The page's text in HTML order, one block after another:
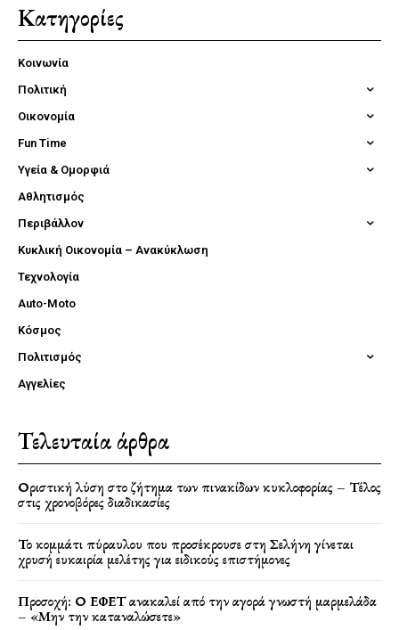
Κατηγορίες
Κοινωνία
Πολιτική
Οικονομία
Fun Time
Υγεία & Ομορφιά
Αθλητισμός
Περιβάλλον
Κυκλική Οικονομία – Ανακύκλωση
Τεχνολογία
Auto-Moto
Κόσμος
Πολιτισμός
Αγγελίες
Τελευταία άρθρα
Οριστική λύση στο ζήτημα των πινακίδων κυκλοφορίας – Τέλος
στις χρονοβόρες διαδικασίες
Το κομμάτι πύραυλου που προσέκρουσε στη Σελήνη γίνεται
χρυσή ευκαιρία μελέτης για ειδικούς επιστήμονες
Προσοχή: Ο ΕΦΕΤ ανακαλεί από την αγορά γνωστή μαρμελάδα
– «Μην την καταναλώσετε»